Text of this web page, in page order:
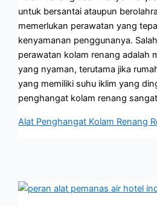
untuk bersantai ataupun
memerlukan perawatan yang
kenyamanan penggunanya.
perawatan kolam renang adalah
yang nyaman, terutama jika
yang memiliki suhu iklim yang
penghangat kolam renang
Alat Penghangat Kolam Renang